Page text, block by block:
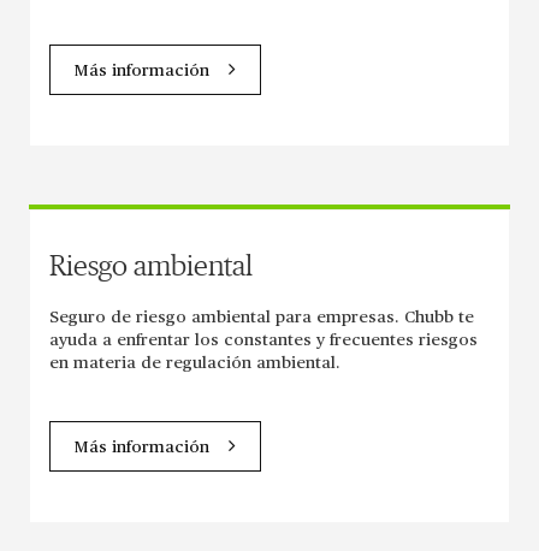
Más información
Riesgo ambiental
Seguro de riesgo ambiental para empresas. Chubb te
ayuda a enfrentar los constantes y frecuentes riesgos
en materia de regulación ambiental.
Más información